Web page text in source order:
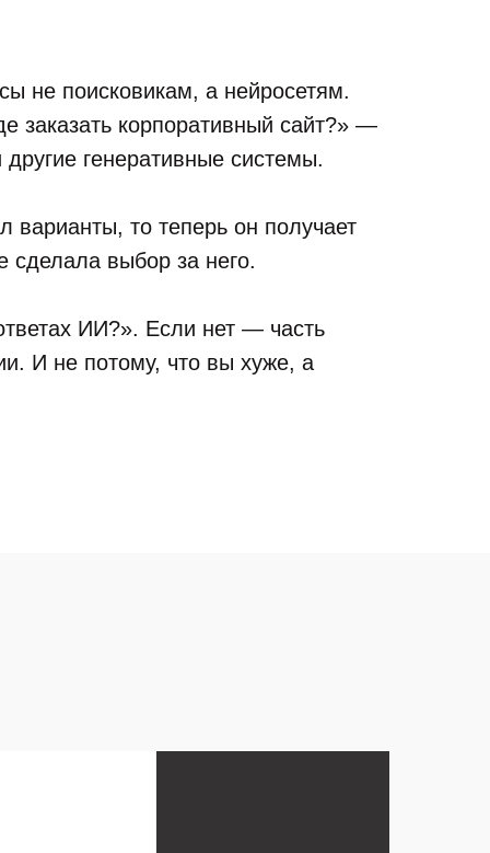
не поисковикам, а нейросетям.
заказать корпоративный сайт?» —
генеративные системы.
варианты, то теперь он получает
сделала выбор за него.
ИИ?». Если нет — часть
И не потому, что вы хуже, а